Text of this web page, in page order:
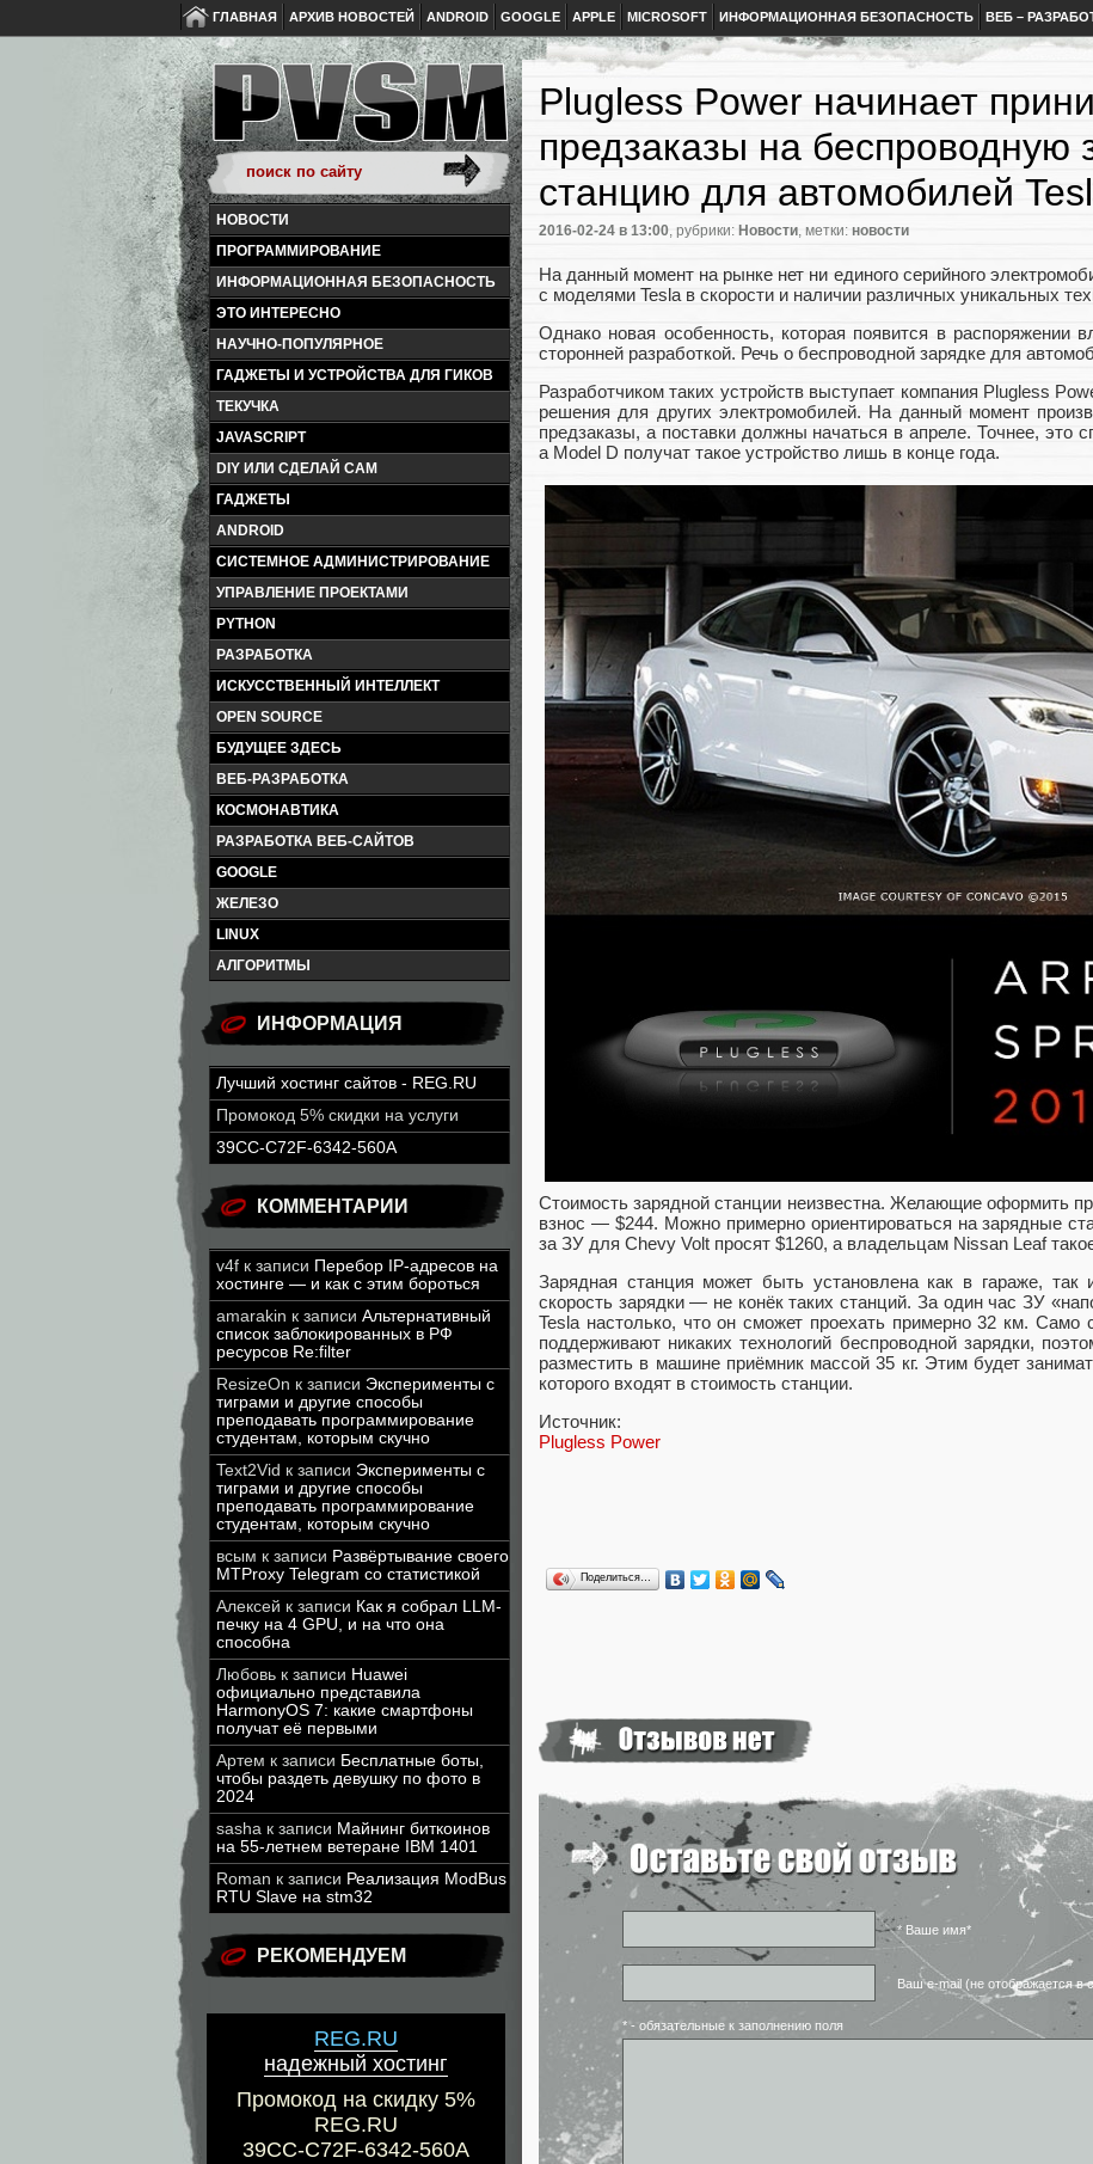
ГЛАВНАЯ АРХИВ НОВОСТЕЙ ANDROID GOOGLE APPLE MICROSOFT ИНФОРМАЦИОННАЯ БЕЗОПАСНОСТЬ ВЕБ –
НОВОСТИ
ПРОГРАММИРОВАНИЕ
ИНФОРМАЦИОННАЯ БЕЗОПАСНОСТЬ
ЭТО ИНТЕРЕСНО
НАУЧНО-ПОПУЛЯРНОЕ
ГАДЖЕТЫ И УСТРОЙСТВА ДЛЯ ГИКОВ
ТЕКУЧКА
JAVASCRIPT
DIY ИЛИ СДЕЛАЙ САМ
ГАДЖЕТЫ
ANDROID
СИСТЕМНОЕ АДМИНИСТРИРОВАНИЕ
УПРАВЛЕНИЕ ПРОЕКТАМИ
PYTHON
РАЗРАБОТКА
ИСКУССТВЕННЫЙ ИНТЕЛЛЕКТ
OPEN SOURCE
БУДУЩЕЕ ЗДЕСЬ
ВЕБ-РАЗРАБОТКА
КОСМОНАВТИКА
РАЗРАБОТКА ВЕБ-САЙТОВ
GOOGLE
ЖЕЛЕЗО
LINUX
АЛГОРИТМЫ
ИНФОРМАЦИЯ
Лучший хостинг сайтов - REG.RU
Промокод 5% скидки на услуги
39CC-C72F-6342-560A
КОММЕНТАРИИ
v4f к записи Перебор IP-адресов на
хостинге — и как с этим бороться
amarakin к записи Альтернативный
список заблокированных в РФ
ресурсов Re:filter
ResizeOn к записи Эксперименты с
тиграми и другие способы
преподавать программирование
студентам, которым скучно
Text2Vid к записи Эксперименты с
тиграми и другие способы
преподавать программирование
студентам, которым скучно
всым к записи Развёртывание своего
MTProxy Telegram со статистикой
Алексей к записи Как я собрал LLM-
печку на 4 GPU, и на что она
способна
Любовь к записи Huawei
официально представила
HarmonyOS 7: какие смартфоны
получат её первыми
Артем к записи Бесплатные боты,
чтобы раздеть девушку по фото в
2024
sasha к записи Майнинг биткоинов
на 55-летнем ветеране IBM 1401
Roman к записи Реализация ModBus
RTU Slave на stm32
РЕКОМЕНДУЕМ
REG.RU
надежный хостинг
Промокод на скидку 5%
REG.RU
39CC-C72F-6342-560A
Plugless Power начинает
предзаказы на беспроводную
станцию для автомобилей
2016-02-24 в 13:00, рубрики: Новости, метки: новости
На данный момент на рынке нет ни единого серийного
с моделями Tesla в скорости и наличии различных уникальных
Однако новая особенность, которая появится в распоряжении
сторонней разработкой. Речь о беспроводной зарядке для
Разработчиком таких устройств выступает компания Plugless
решения для других электромобилей. На данный момент
предзаказы, а поставки должны начаться в апреле. Точнее, это
а Model D получат такое устройство лишь в конце года.
Стоимость зарядной станции неизвестна. Желающие оформить
взнос — $244. Можно примерно ориентироваться на зарядные
за ЗУ для Chevy Volt просят $1260, а владельцам Nissan Leaf
Зарядная станция может быть установлена как в гараже, так
скорость зарядки — не конёк таких станций. За один час ЗУ
Tesla настолько, что он сможет проехать примерно 32 км. Само
поддерживают никаких технологий беспроводной зарядки,
разместить в машине приёмник массой 35 кг. Этим будет
которого входят в стоимость станции.
Источник:
Plugless Power
Поделиться…
* Ваше имя*
Ваш e-mail (не отображается в
* - обязательные к заполнению поля